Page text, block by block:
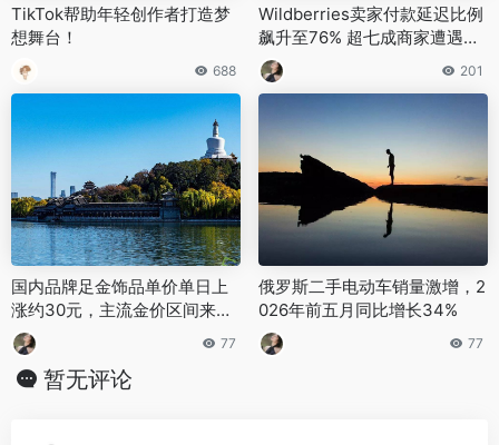
TikTok帮助年轻创作者打造梦
想舞台！
688
Wildberries卖家付款延迟比例
飙升至76% 超七成商家遭遇收
款难
201
国内品牌足金饰品单价单日上
涨约30元，主流金价区间来到1
260-1262元
77
俄罗斯二手电动车销量激增，2
026年前五月同比增长34%
77
暂无评论